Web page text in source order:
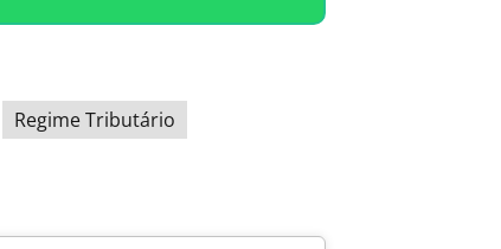
Regime Tributário